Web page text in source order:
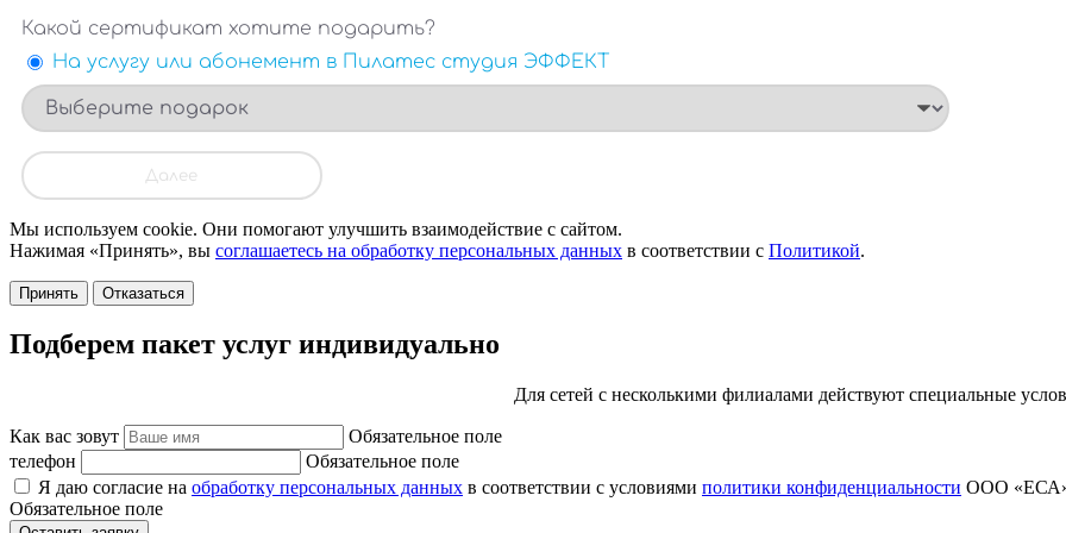
Мы используем cookie. Они помогают улучшить взаимодействие с сайтом.
Нажимая «Принять», вы соглашаетесь на обработку персональных данных в соответствии с Политикой.
Принять Отказаться
Подберем пакет услуг индивидуально
Для сетей с несколькими филиалами действуют специальные
Как вас зовут
Обязательное поле
телефон
Обязательное поле
Я даю согласие на обработку персональных данных в соответствии с условиями политики конфиденциальности ООО
Обязательное поле